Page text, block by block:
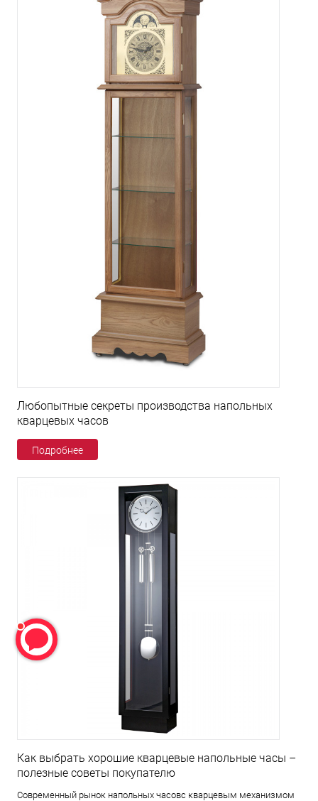
Любопытные секреты производства напольных
кварцевых часов
Подробнее
Как выбрать хорошие кварцевые напольные часы –
полезные советы покупателю
Современный рынок напольных часовс кварцевым механизмом